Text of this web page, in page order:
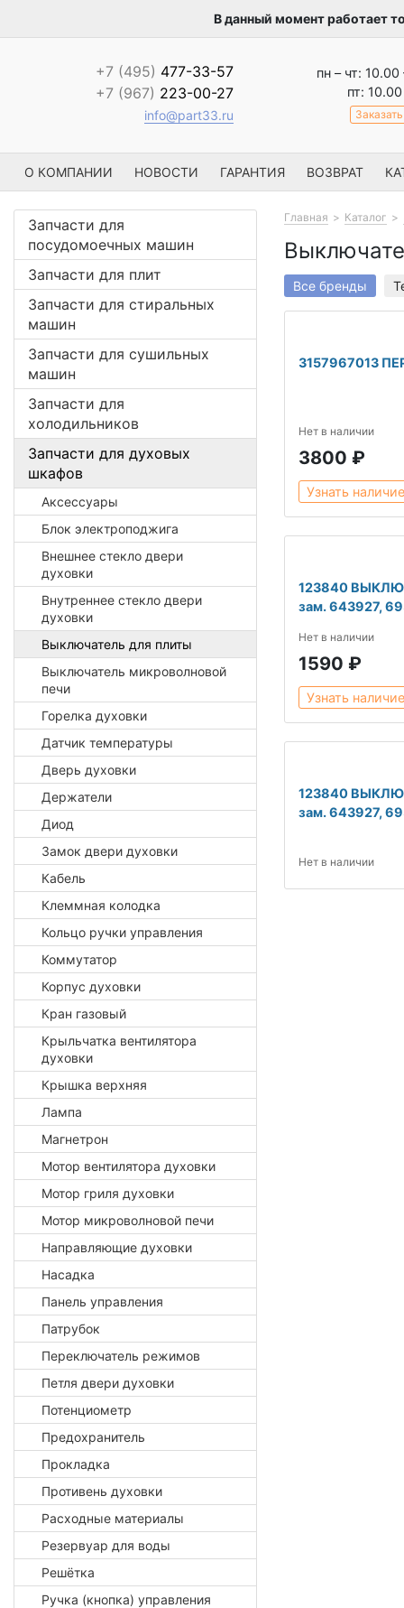
В данный момент работает
+7 (495) 477-33-57
+7 (967) 223-00-27
info@part33.ru
пн – чт: 10.00
пт:
О КОМПАНИИ НОВОСТИ ГАРАНТИЯ ВОЗВРАТ
Запчасти для
посудомоечных машин
Запчасти для плит
Запчасти для стиральных
машин
Запчасти для сушильных
машин
Запчасти для
холодильников
Запчасти для духовых
шкафов
Аксессуары
Блок электроподжига
Внешнее стекло двери
духовки
Внутреннее стекло двери
духовки
Выключатель для плиты
Выключатель микроволновой
печи
Горелка духовки
Датчик температуры
Дверь духовки
Держатели
Диод
Замок двери духовки
Кабель
Клеммная колодка
Кольцо ручки управления
Коммутатор
Корпус духовки
Кран газовый
Крыльчатка вентилятора
духовки
Крышка верхняя
Лампа
Магнетрон
Мотор вентилятора духовки
Мотор гриля духовки
Мотор микроволновой печи
Направляющие духовки
Насадка
Панель управления
Патрубок
Переключатель режимов
Петля двери духовки
Потенциометр
Предохранитель
Прокладка
Противень духовки
Расходные материалы
Резервуар для воды
Решётка
Ручка (кнопка) управления
Главная Каталог
Все бренды
3157967013
Нет в наличии
3800 ₽
Узнать наличие
123840
зам. 643927,
Нет в наличии
1590 ₽
Узнать наличие
123840
зам. 643927,
Нет в наличии